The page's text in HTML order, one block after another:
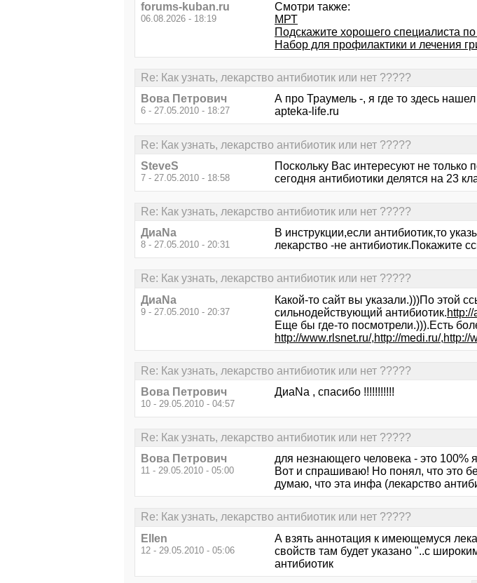
forums-kuban.ru
06.08.2026 - 18:19
Смотри также:
МРТ
Подскажите хорошего специалиста
Набор для профилактики и лечения
Re: Как узнать, лекарство антибиотик или нет ?????
Вова Петрович
6 - 27.05.2010 - 18:27
А про Траумель -, я где то здесь нашел
apteka-life.ru
Re: Как узнать, лекарство антибиотик или нет ?????
SteveS
7 - 27.05.2010 - 18:58
Поскольку Вас интересуют не только
сегодня антибиотики делятся на 23
Re: Как узнать, лекарство антибиотик или нет ?????
ДиаNa
8 - 27.05.2010 - 20:31
В инструкции,если антибиотик,то
лекарство -не антибиотик.Покажите
Re: Как узнать, лекарство антибиотик или нет ?????
ДиаNa
9 - 27.05.2010 - 20:37
Какой-то сайт вы указали.)))По этой
сильнодействующий антибиотик.
Еще бы где-то посмотрели.))).Есть
http://www.rlsnet.ru/,http://medi.ru/,http://
Re: Как узнать, лекарство антибиотик или нет ?????
Вова Петрович
10 - 29.05.2010 - 04:57
ДиаNa , спасибо !!!!!!!!!!!
Re: Как узнать, лекарство антибиотик или нет ?????
Вова Петрович
11 - 29.05.2010 - 05:00
для незнающего человека - это 100%
Вот и спрашиваю! Но понял, что это
думаю, что эта инфа (лекарство
Re: Как узнать, лекарство антибиотик или нет ?????
Ellen
12 - 29.05.2010 - 05:06
А взять аннотация к имеющемуся
свойств там будет указано "..с
антибиотик